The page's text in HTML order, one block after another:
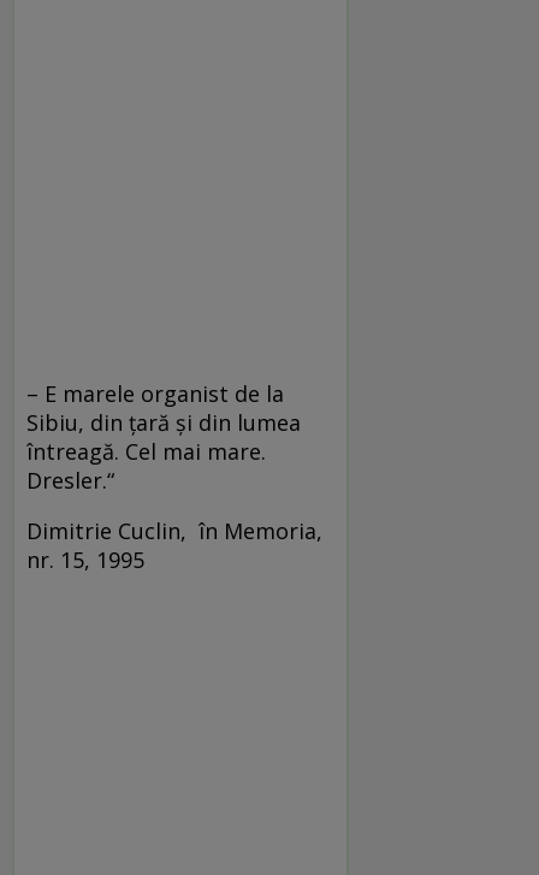
– E marele organist de la
Sibiu, din ţară şi din lumea
întreagă. Cel mai mare.
Dresler.“
Dimitrie Cuclin, în Memoria,
nr. 15, 1995